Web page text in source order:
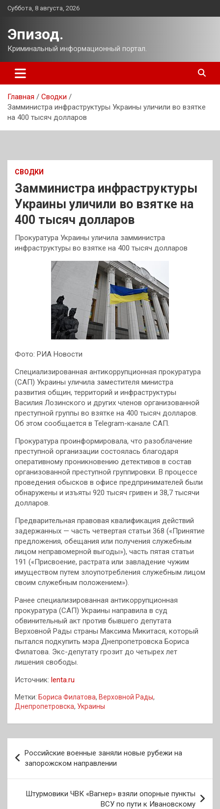
Перейти
Суббота, 8 августа, 2026
Эпизод.
Криминальный информационный портал.
Главная
Сводки
Замминистра инфраструктуры Украины уличили во взятке
на 400 тысяч долларов
СВОДКИ
Замминистра инфраструктуры
Украины уличили во взятке на
400 тысяч долларов
Прокуратура Украины уличила замминистра
инфраструктуры во взятке на 400 тысяч долларов
Фото: РИА Новости
Специализированная антикоррупционная прокуратура
(САП) Украины уличила заместителя министра
развития общин, территорий и инфраструктуры
Василия Лозинского и других членов организованной
преступной группы во взятке на 400 тысяч долларов.
Об этом сообщается в Telegram-канале САП.
Прокуратура проинформировала, что разоблачение
преступной организации состоялась благодаря
оперативному проникновению детективов в состав
организованной преступной группировки. В процессе
проведения обысков в офисе предпринимателей были
обнаружены и изъяты 920 тысяч гривен и 38,7 тысячи
долларов.
Предварительная правовая квалификация действий
задержанных — часть четвертая статьи 368 («Принятие
предложения, обещания или получения служебным
лицом неправомерной выгоды»), часть пятая статьи
191 («Присвоение, растрата или завладение чужим
имуществом путем злоупотребления служебным лицом
своим служебным положением»).
Ранее специализированная антикоррупционная
прокуратура (САП) Украины направила в суд
обвинительный акт против бывшего депутата
Верховной Рады страны Максима Микитася, который
пытался подкупить мэра Днепропетровска Бориса
Филатова. Экс-депутату грозит до четырех лет
лишения свободы.
Источник: lenta.ru
Метки: Бориса Филатова, Верховной Рады,
Днепропетровска, Украины
по
записям
Российские военные заняли новые рубежи на
запорожском направлении
Штурмовики ЧВК «Вагнер» взяли опорные пункты
ВСУ по пути к Ивановскому